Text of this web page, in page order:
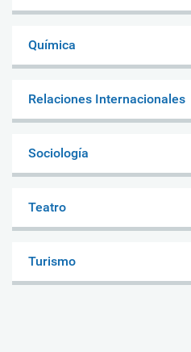
Química
Relaciones Internacionales
Sociología
Teatro
Turismo